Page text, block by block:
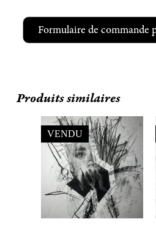
Formulaire de commande
Produits similaires
VENDU